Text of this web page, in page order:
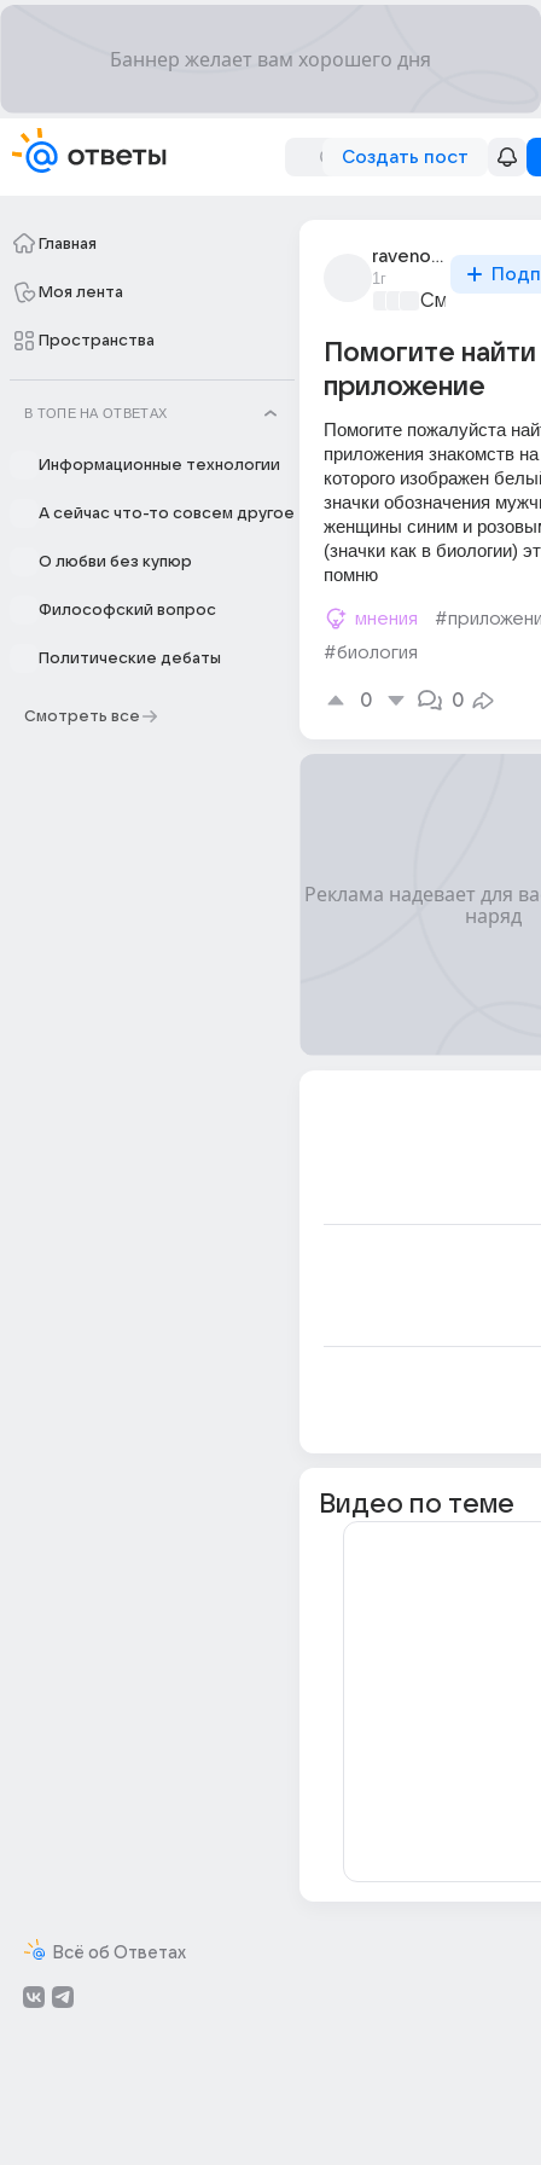
Создать пост
Главная
Моя лента
Пространства
В ТОПЕ НА ОТВЕТАХ
Информационные технологии
А сейчас что-то совсем другое
О любви без купюр
Философский вопрос
Политические дебаты
Смотреть все
Всё об Ответах
ravenous_2518
1г
Смартфоны
Помогите найти
приложение
Помогите пожалуйста
приложения знакомств
которого изображен
значки обозначения
женщины синим и
(значки как в биологии)
помню
мнения
#биология
0 0
Видео по теме